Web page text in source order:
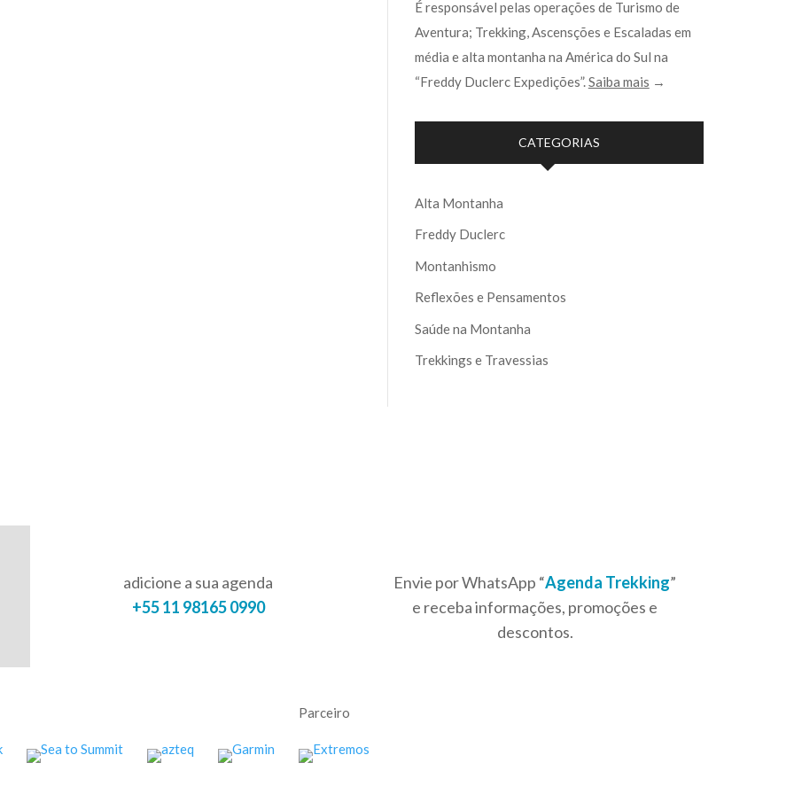
É responsável pelas operações de Turismo de
Aventura; Trekking, Ascensções e Escaladas em
média e alta montanha na América do Sul na
“Freddy Duclerc Expedições”.Saiba mais →
CATEGORIAS
Alta Montanha
Freddy Duclerc
Montanhismo
Reflexões e Pensamentos
Saúde na Montanha
Trekkings e Travessias
adicione a sua agenda
+55 11 98165 0990
Envie por WhatsApp “Agenda Trekking”
e receba informações, promoções e
descontos.
Parceiro